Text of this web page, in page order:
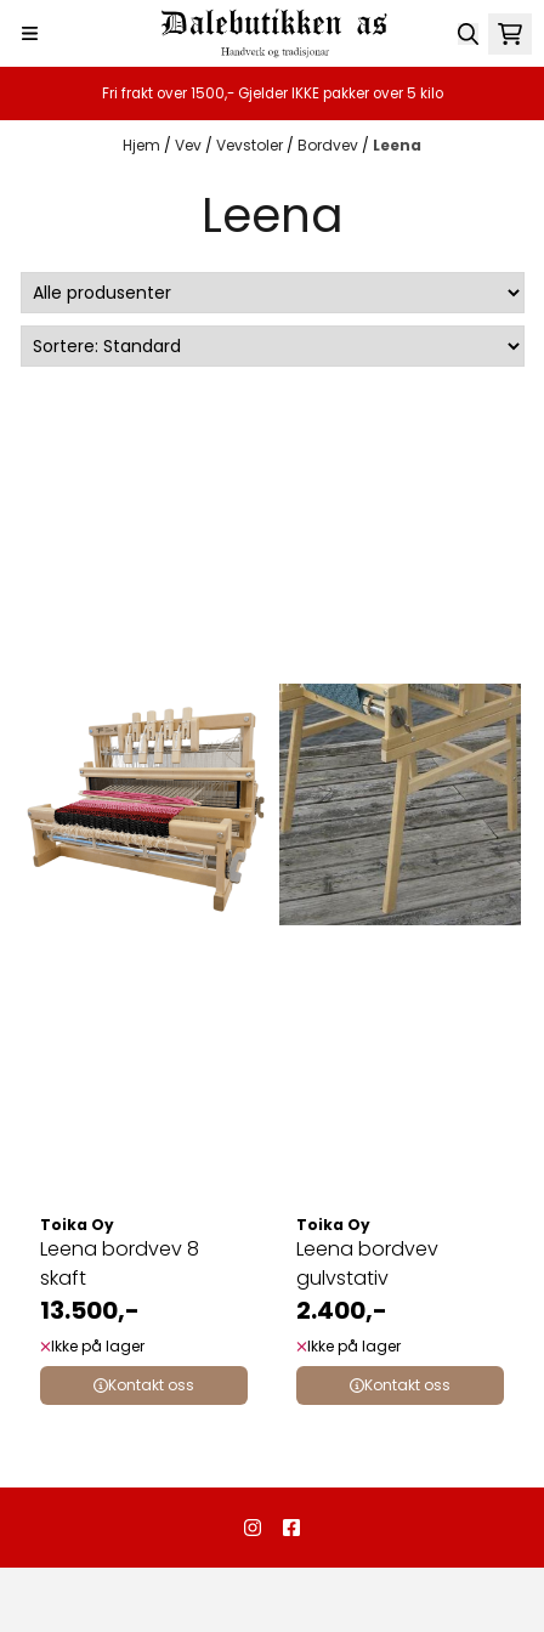
Hopp til innhold
Fri frakt over 1500,- Gjelder IKKE pakker over 5 kilo
Hjem / Vev / Vevstoler / Bordvev / Leena
Leena
Toika Oy
Leena bordvev 8
skaft
13.500,-
Ikke på lager
Kontakt oss
Toika Oy
Leena bordvev
gulvstativ
2.400,-
Ikke på lager
Kontakt oss